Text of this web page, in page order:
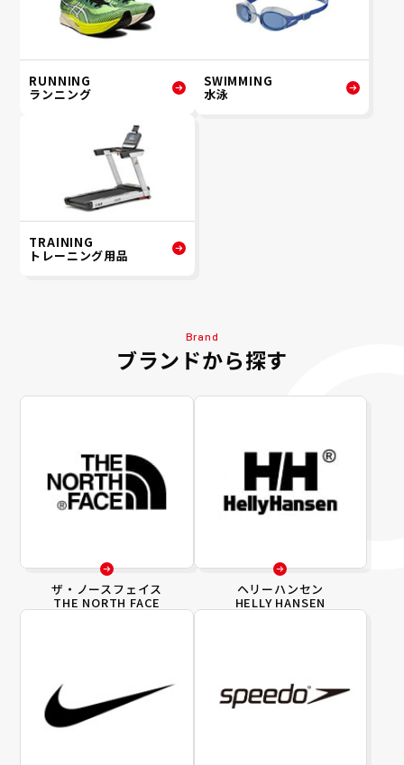
RUNNING
ランニング
SWIMMING
水泳
TRAINING
トレーニング用品
Brand
ブランドから探す
ザ・ノースフェイス
THE NORTH FACE
ヘリーハンセン
HELLY HANSEN